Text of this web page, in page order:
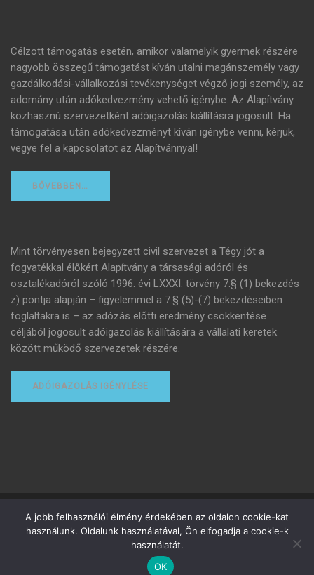
Célzott támogatás esetén, amikor valamelyik gyermek részére
nagyobb összegű támogatást kíván utalni magánszemély vagy
gazdálkodási-vállalkozási tevékenységet végző jogi személy, az
adomány után adókedvezmény vehető igénybe. Az Alapítvány
közhasznú szervezetként adóigazolás kiállításra jogosult. Ha
támogatása után adókedvezményt kíván igénybe venni, kérjük,
vegye fel a kapcsolatot az Alapítvánnyal!
BŐVEBBEN…
Mint törvényesen bejegyzett civil szervezet a Tégy jót a
fogyatékkal élőkért Alapítvány a társasági adóról és
osztalékadóról szóló 1996. évi LXXXI. törvény 7.§ (1) bekezdés
z) pontja alapján – figyelemmel a 7.§ (5)-(7) bekezdéseiben
foglaltakra is – az adózás előtti eredmény csökkentése
céljából jogosult adóigazolás kiállítására a vállalati keretek
között működő szervezetek részére.
ADÓIGAZOLÁS IGÉNYLÉSE
Minden jog fenntartva
Adóigazolás igénylése
Angyalom-emlékdíj
A jobb felhasználói élmény érdekében az oldalon cookie-kat
használunk. Oldalunk használatával, Ön elfogadja a cookie-k
használatát.
OK